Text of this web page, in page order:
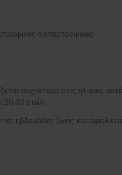
ή υπερτροφικές
συχνότερα στις ηλικίες
20-30 ετών.
εβδομάδες ζωής και